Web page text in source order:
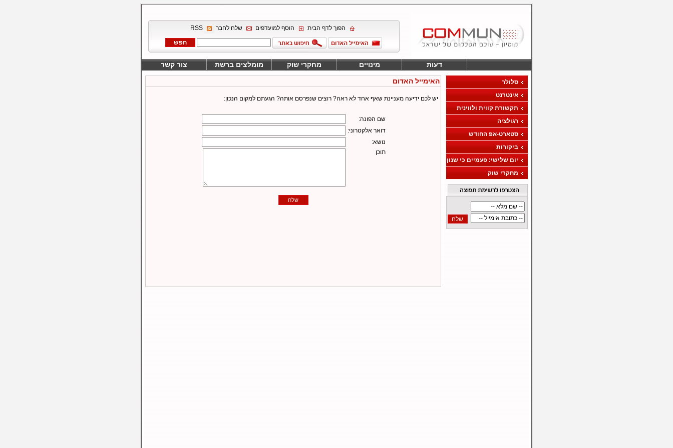
הפוך לדף הבית הוסף למועדפים שלח לחבר RSS
דעות מינויים מחקרי שוק מומלצים ברשת צור קשר
האימייל האדום
יש לכם ידיעה מעניינת שאף אחד לא ראה? רוצים שנפרסם אותה? הגעתם למקום הנכון:
שם הפונה:
דואר אלקטרוני:
נושא:
תוכן
סלולר
אינטרנט
תקשורת קווית ולווינית
רגולציה
סטארט-אפ החודש
ביקורות
יום שלישי: פעמיים כי שנון
מחקרי שוק